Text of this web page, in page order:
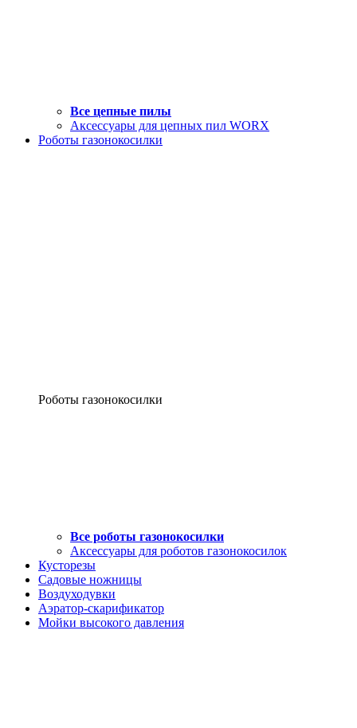
Все цепные пилы
Аксессуары для цепных пил WORX
Роботы газонокосилки
Роботы газонокосилки
Все роботы газонокосилки
Аксессуары для роботов газонокосилок
Кусторезы
Садовые ножницы
Воздуходувки
Аэратор-скарификатор
Мойки высокого давления